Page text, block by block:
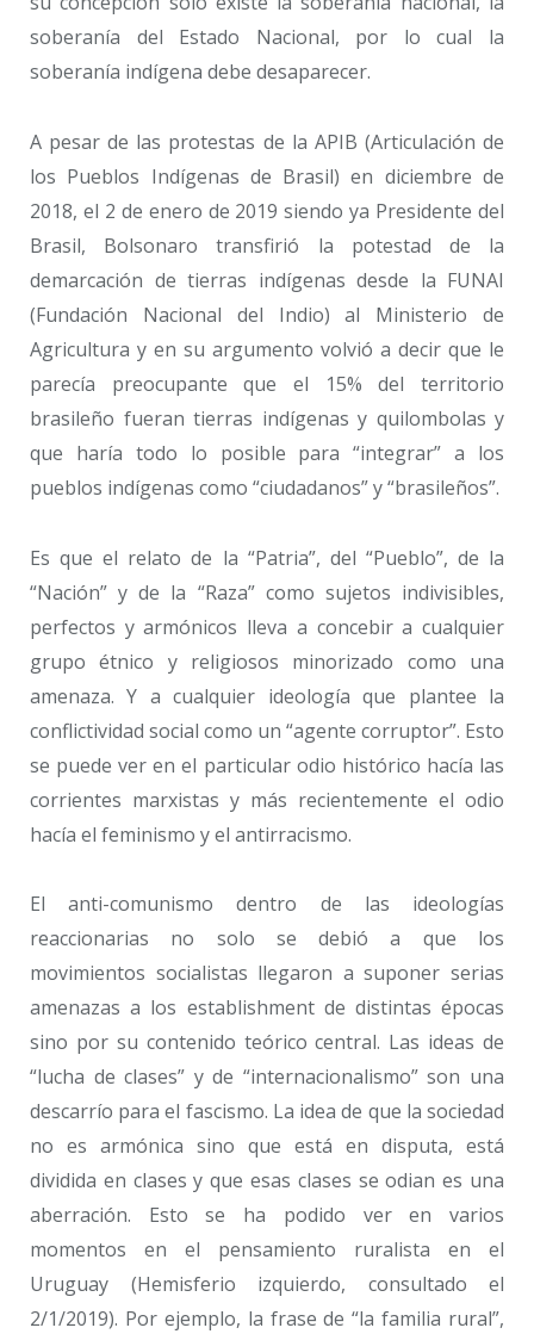
soberanía del Estado Nacional, por lo cual la
soberanía indígena debe desaparecer.
A pesar de las protestas de la APIB (Articulación de
los Pueblos Indígenas de Brasil) en diciembre de
2018, el 2 de enero de 2019 siendo ya Presidente del
Brasil, Bolsonaro transfirió la potestad de la
demarcación de tierras indígenas desde la FUNAI
(Fundación Nacional del Indio) al Ministerio de
Agricultura y en su argumento volvió a decir que le
parecía preocupante que el 15% del territorio
brasileño fueran tierras indígenas y quilombolas y
que haría todo lo posible para “integrar” a los
pueblos indígenas como “ciudadanos” y “brasileños”.
Es que el relato de la “Patria”, del “Pueblo”, de la
“Nación” y de la “Raza” como sujetos indivisibles,
perfectos y armónicos lleva a concebir a cualquier
grupo étnico y religiosos minorizado como una
amenaza. Y a cualquier ideología que plantee la
conflictividad social como un “agente corruptor”. Esto
se puede ver en el particular odio histórico hacía las
corrientes marxistas y más recientemente el odio
hacía el feminismo y el antirracismo.
El anti-comunismo dentro de las ideologías
reaccionarias no solo se debió a que los
movimientos socialistas llegaron a suponer serias
amenazas a los establishment de distintas épocas
sino por su contenido teórico central. Las ideas de
“lucha de clases” y de “internacionalismo” son una
descarrío para el fascismo. La idea de que la sociedad
no es armónica sino que está en disputa, está
dividida en clases y que esas clases se odian es una
aberración. Esto se ha podido ver en varios
momentos en el pensamiento ruralista en el
Uruguay (Hemisferio izquierdo, consultado el
2/1/2019). Por ejemplo, la frase de “la familia rural”,